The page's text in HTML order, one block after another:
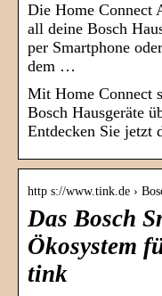
Die Home Connect
all deine Bosch
per Smartphone
dem …
Mit Home Connect
Bosch Hausgeräte
Entdecken Sie jetzt
http s://www.tink.de ›
Das Bosch
Ökosystem
tink